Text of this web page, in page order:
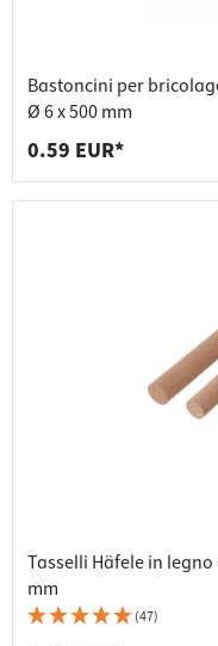
Bastoncini per
Ø 6 x 500 mm
0.59 EUR*
Tasselli Häfele in
mm
(47)